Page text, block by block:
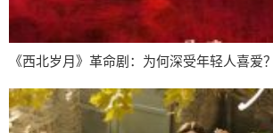
《西北岁月》革命剧：为何深受年轻人喜爱？